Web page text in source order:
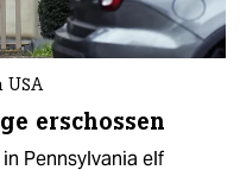
erschossen
Pennsylvania elf